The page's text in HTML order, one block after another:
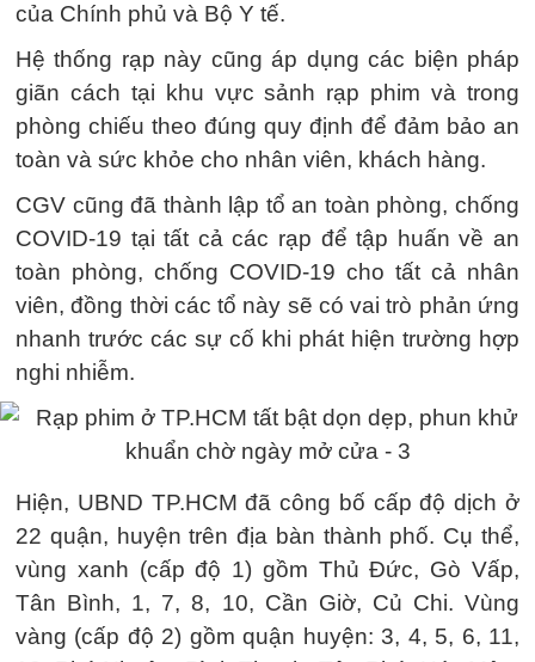
của Chính phủ và Bộ Y tế.
Hệ thống rạp này cũng áp dụng các biện pháp
giãn cách tại khu vực sảnh rạp phim và trong
phòng chiếu theo đúng quy định để đảm bảo an
toàn và sức khỏe cho nhân viên, khách hàng.
CGV cũng đã thành lập tổ an toàn phòng, chống
COVID-19 tại tất cả các rạp để tập huấn về an
toàn phòng, chống COVID-19 cho tất cả nhân
viên, đồng thời các tổ này sẽ có vai trò phản ứng
nhanh trước các sự cố khi phát hiện trường hợp
nghi nhiễm.
Hiện, UBND TP.HCM đã công bố cấp độ dịch ở
22 quận, huyện trên địa bàn thành phố. Cụ thể,
vùng xanh (cấp độ 1) gồm Thủ Đức, Gò Vấp,
Tân Bình, 1, 7, 8, 10, Cần Giờ, Củ Chi. Vùng
vàng (cấp độ 2) gồm quận huyện: 3, 4, 5, 6, 11,